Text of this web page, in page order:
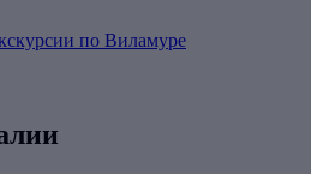
по Виламуре